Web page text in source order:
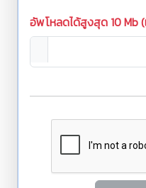
อัพโหลดได้สูงสุด 10 Mb